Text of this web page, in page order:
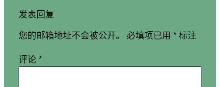
发表回复
您的邮箱地址不会被公开。
必填项已用 *标注
评论*